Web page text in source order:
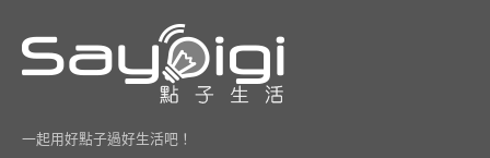
一起用好點子過好生活吧！